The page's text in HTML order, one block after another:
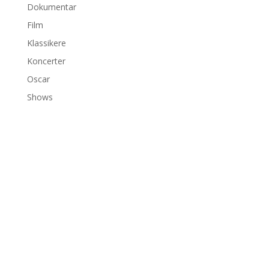
Dokumentar
Film
Klassikere
Koncerter
Oscar
Shows